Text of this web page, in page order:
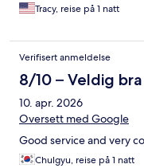
Tracy, reise på 1 natt
Verifisert anmeldelse
8/10 – Veldig bra
10. apr. 2026
Oversett med Google
Good service and very
Chulgyu, reise på 1 natt